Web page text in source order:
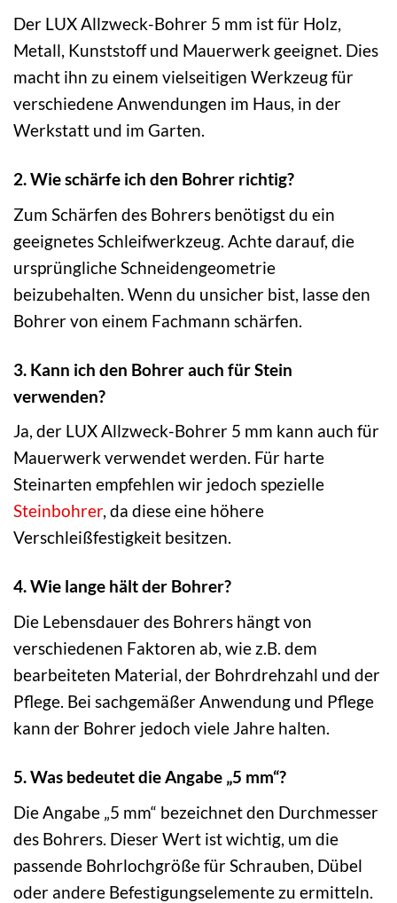
Der LUX Allzweck-Bohrer 5 mm ist für Holz,
Metall, Kunststoff und Mauerwerk geeignet. Dies
macht ihn zu einem vielseitigen Werkzeug für
verschiedene Anwendungen im Haus, in der
Werkstatt und im Garten.
2. Wie schärfe ich den Bohrer richtig?
Zum Schärfen des Bohrers benötigst du ein
geeignetes Schleifwerkzeug. Achte darauf, die
ursprüngliche Schneidengeometrie
beizubehalten. Wenn du unsicher bist, lasse den
Bohrer von einem Fachmann schärfen.
3. Kann ich den Bohrer auch für Stein
verwenden?
Ja, der LUX Allzweck-Bohrer 5 mm kann auch für
Mauerwerk verwendet werden. Für harte
Steinarten empfehlen wir jedoch spezielle
Steinbohrer, da diese eine höhere
Verschleißfestigkeit besitzen.
4. Wie lange hält der Bohrer?
Die Lebensdauer des Bohrers hängt von
verschiedenen Faktoren ab, wie z.B. dem
bearbeiteten Material, der Bohrdrehzahl und der
Pflege. Bei sachgemäßer Anwendung und Pflege
kann der Bohrer jedoch viele Jahre halten.
5. Was bedeutet die Angabe „5 mm“?
Die Angabe „5 mm“ bezeichnet den Durchmesser
des Bohrers. Dieser Wert ist wichtig, um die
passende Bohrlochgröße für Schrauben, Dübel
oder andere Befestigungselemente zu ermitteln.